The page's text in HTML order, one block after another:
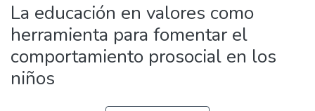
La educación en valores como
herramienta para fomentar el
comportamiento prosocial en los
niños